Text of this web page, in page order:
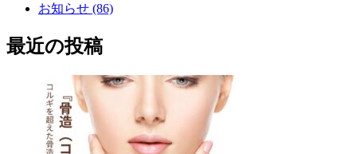
お知らせ (86)
最近の投稿